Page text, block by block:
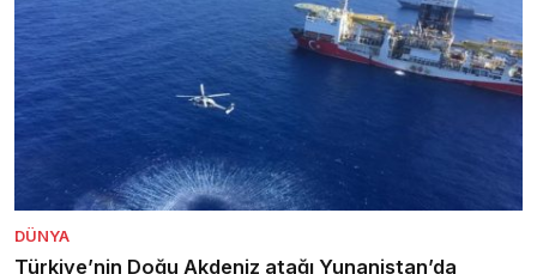
DÜNYA
Türkiye’nin Doğu Akdeniz atağı Yunanistan’da